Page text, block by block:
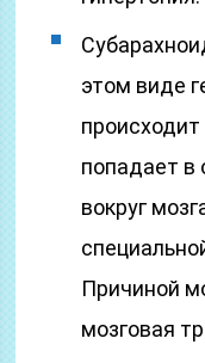
этом виде
попадает в
вокруг
Причиной
мозговая